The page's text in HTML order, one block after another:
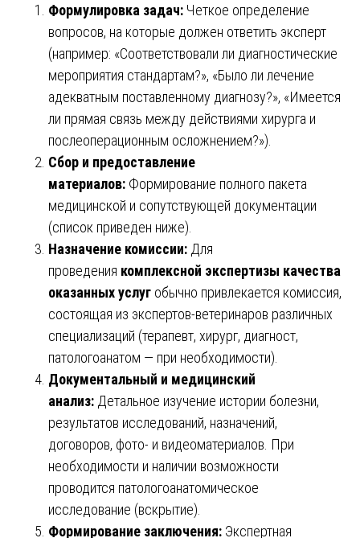
Формулировка задач: Четкое определение
вопросов, на которые должен ответить эксперт
(например: «Соответствовали ли диагностические
мероприятия стандартам?», «Было ли лечение
адекватным поставленному диагнозу?», «Имеется
ли прямая связь между действиями хирурга и
послеоперационным осложнением?»).
Сбор и предоставление
материалов: Формирование полного пакета
медицинской и сопутствующей документации
(список приведен ниже).
Назначение комиссии: Для
проведения комплексной экспертизы качества
оказанных услуг обычно привлекается комиссия,
состоящая из экспертов-ветеринаров различных
специализаций (терапевт, хирург, диагност,
патологоанатом — при необходимости).
Документальный и медицинский
анализ: Детальное изучение истории болезни,
результатов исследований, назначений,
договоров, фото- и видеоматериалов. При
необходимости и наличии возможности
проводится патологоанатомическое
исследование (вскрытие).
Формирование заключения: Экспертная